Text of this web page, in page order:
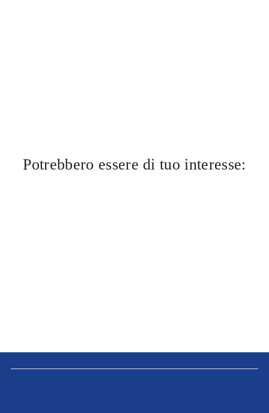
Potrebbero essere di tuo interesse: